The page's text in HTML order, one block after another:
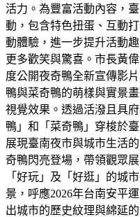
活力。為豐富活動內容，
動，包含特色扭蛋、互動
動體驗，進一步提升活動
更多歡笑與驚喜。市長黃
度公開夜奇鴨全新宣傳影
鴨與菜奇鴨的萌樣與實景
視覺效果。透過活潑且具
鴨」和「菜奇鴨」穿梭於
展現臺南夜市與城市生活
奇鴨閃亮登場，帶領觀眾
「好玩」及「好逛」的城
景，呼應2026年台南安平
出城市的歷史紋理與綿延